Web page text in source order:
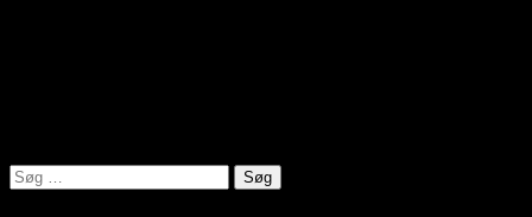
Søg
efter: